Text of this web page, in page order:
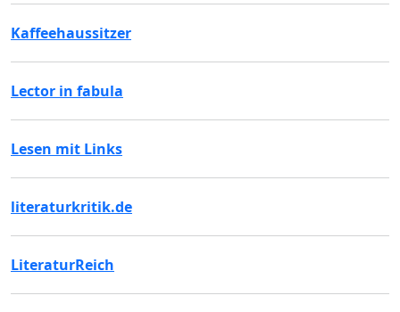
Kaffeehaussitzer
Lector in fabula
Lesen mit Links
literaturkritik.de
LiteraturReich